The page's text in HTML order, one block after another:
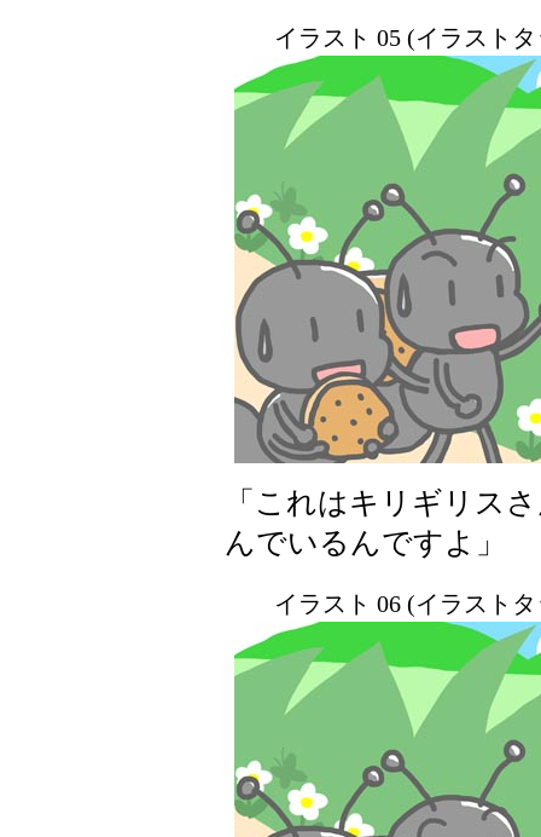
イラスト 05 (イラスト
「これはキリギリス
んでいるんですよ」
イラスト 06 (イラスト